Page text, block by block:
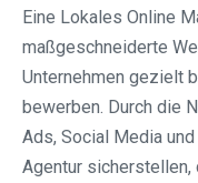
Eine Lokales Online
maßgeschneiderte
Unternehmen gezielt
bewerben. Durch die
Ads, Social Media
Agentur sicherstellen,